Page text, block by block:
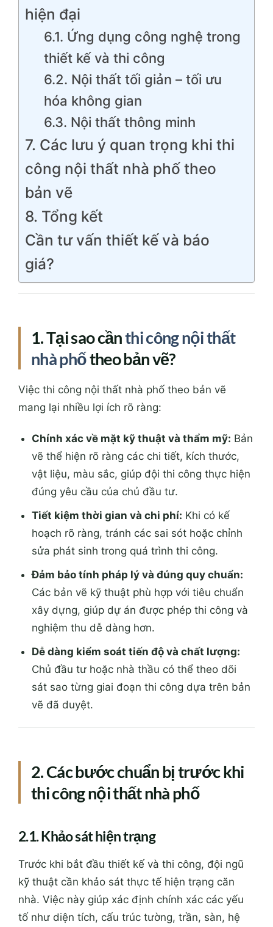
hiện đại
6.1. Ứng dụng công nghệ trong
thiết kế và thi công
6.2. Nội thất tối giản – tối ưu
hóa không gian
6.3. Nội thất thông minh
7. Các lưu ý quan trọng khi thi
công nội thất nhà phố theo
bản vẽ
8. Tổng kết
Cần tư vấn thiết kế và báo
giá?
1. Tại sao cầnthi công nội thất
nhà phốtheo bản vẽ?
Việc thi công nội thất nhà phố theo bản vẽ
mang lại nhiều lợi ích rõ ràng:
Chính xác về mặt kỹ thuật và thẩm mỹ: Bản
vẽ thể hiện rõ ràng các chi tiết, kích thước,
vật liệu, màu sắc, giúp đội thi công thực hiện
đúng yêu cầu của chủ đầu tư.
Tiết kiệm thời gian và chi phí: Khi có kế
hoạch rõ ràng, tránh các sai sót hoặc chỉnh
sửa phát sinh trong quá trình thi công.
Đảm bảo tính pháp lý và đúng quy chuẩn:
Các bản vẽ kỹ thuật phù hợp với tiêu chuẩn
xây dựng, giúp dự án được phép thi công và
nghiệm thu dễ dàng hơn.
Dễ dàng kiểm soát tiến độ và chất lượng:
Chủ đầu tư hoặc nhà thầu có thể theo dõi
sát sao từng giai đoạn thi công dựa trên bản
vẽ đã duyệt.
2. Các bước chuẩn bị trước khi
thi công nội thất nhà phố
2.1. Khảo sát hiện trạng
Trước khi bắt đầu thiết kế và thi công, đội ngũ
kỹ thuật cần khảo sát thực tế hiện trạng căn
nhà. Việc này giúp xác định chính xác các yếu
tố như diện tích, cấu trúc tường, trần, sàn, hệ